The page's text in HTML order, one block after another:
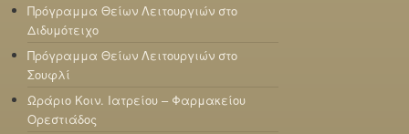
Πρόγραμμα Θείων Λειτουργιών στο
Διδυμότειχο
Πρόγραμμα Θείων Λειτουργιών στο
Σουφλί
Ωράριο Κοιν. Ιατρείου – Φαρμακείου
Ορεστιάδος